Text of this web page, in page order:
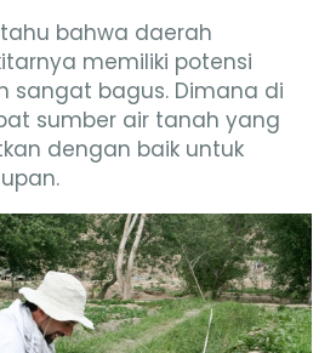
bahwa daerah
memiliki potensi
sangat bagus. Dimana di
sumber air tanah yang
dengan baik untuk